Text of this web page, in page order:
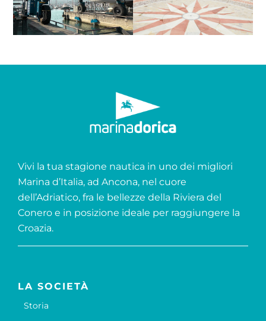
Vivi la tua stagione nautica in uno dei migliori
Marina d’Italia, ad Ancona, nel cuore
dell’Adriatico, fra le bellezze della Riviera del
Conero e in posizione ideale per raggiungere la
Croazia.
LA SOCIETÀ
Storia